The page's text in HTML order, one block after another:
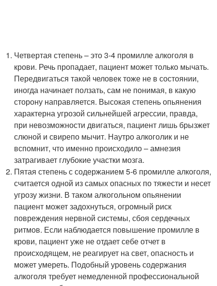
Четвертая степень – это 3-4 промилле алкоголя в
крови. Речь пропадает, пациент может только мычать.
Передвигаться такой человек тоже не в состоянии,
иногда начинает ползать, сам не понимая, в какую
сторону направляется. Высокая степень опьянения
характерна угрозой сильнейшей агрессии, правда,
при невозможности двигаться, пациент лишь брызжет
слюной и свирепо мычит. Наутро алкоголик и не
вспомнит, что именно происходило – амнезия
затрагивает глубокие участки мозга.
Пятая степень с содержанием 5-6 промилле алкоголя,
считается одной из самых опасных по тяжести и несет
угрозу жизни. В таком алкогольном опьянении
пациент может задохнуться, огромный риск
повреждения нервной системы, сбоя сердечных
ритмов. Если наблюдается повышение промилле в
крови, пациент уже не отдает себе отчет в
происходящем, не реагирует на свет, опасность и
может умереть. Подобный уровень содержания
алкоголя требует немедленной профессиональной